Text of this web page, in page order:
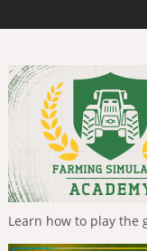
Learn how to play the